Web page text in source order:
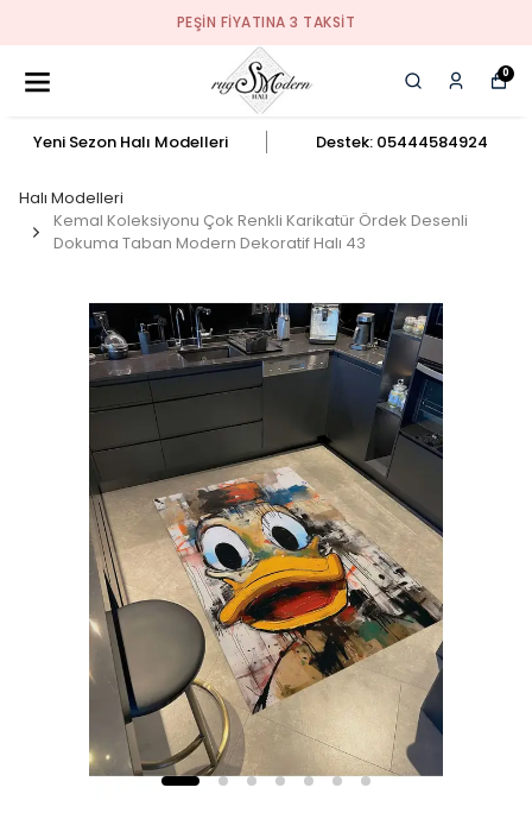
PEŞIN FIYATINA 3 TAKSIT
0
Yeni Sezon Halı Modelleri Destek: 05444584924
Halı Modelleri
Kemal Koleksiyonu Çok Renkli Karikatür Ördek Desenli
Dokuma Taban Modern Dekoratif Halı 43